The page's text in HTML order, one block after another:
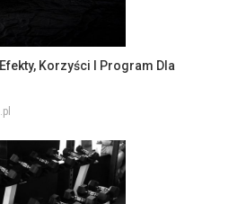
Korzyści I Program Dla